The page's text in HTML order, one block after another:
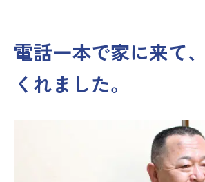
電話一本で家に来て
くれました。